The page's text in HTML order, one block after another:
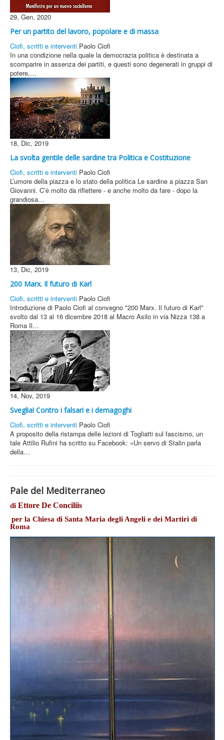
29, Gen, 2020
Per un partito del lavoro, popolare e di massa
Ciofi, scritti e interventi Paolo Ciofi
In una condizione nella quale la democrazia politica è destinata a
scomparire in assenza dei partiti, e questi sono degenerati in gruppi di
potere,…
18, Dic, 2019
La svolta gentile delle sardine tra Politica e Costituzione
Ciofi, scritti e interventi Paolo Ciofi
L’umore della piazza e lo stato della politica Le sardine a piazza San
Giovanni. C’è molto da riflettere - e anche molto da fare - dopo la
grandiosa…
13, Dic, 2019
200 Marx. Il futuro di Karl
Ciofi, scritti e interventi Paolo Ciofi
Introduzione di Paolo Ciofi al convegno "200 Marx. Il futuro di Karl"
svolto dal 13 al 16 dicembre 2018 al Macro Asilo in via Nizza 138 a
Roma Il…
14, Nov, 2019
Sveglia! Contro i falsari e i demagoghi
Ciofi, scritti e interventi Paolo Ciofi
A proposito della ristampa delle lezioni di Togliatti sul fascismo, un
tale Attilio Rufini ha scritto su Facebook: «Un servo di Stalin parla
della…
Pale del Mediterraneo
di Ettore De Conciliis
per la Chiesa di Santa Maria degli Angeli e dei Martiri di
Roma